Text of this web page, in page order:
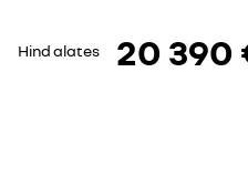
Hind alates 20 390